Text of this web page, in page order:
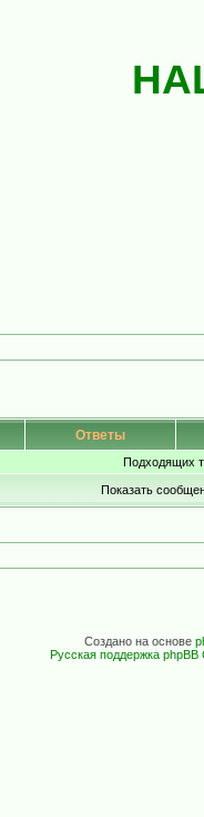
Ответы
Подходящих
Показать
Создано на основе
Русская поддержка phpBB